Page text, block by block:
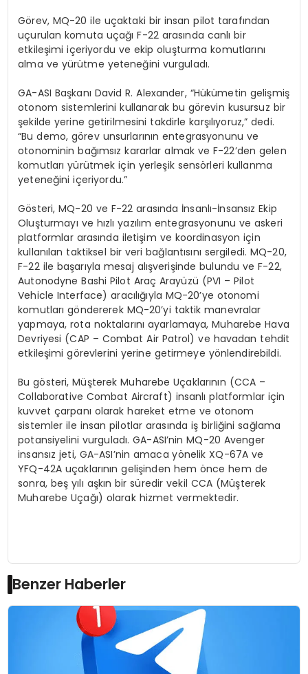
Görev, MQ-20 ile uçaktaki bir insan pilot tarafından
uçurulan komuta uçağı F-22 arasında canlı bir
etkileşimi içeriyordu ve ekip oluşturma komutlarını
alma ve yürütme yeteneğini vurguladı.
GA-ASI Başkanı David R. Alexander, “Hükümetin gelişmiş
otonom sistemlerini kullanarak bu görevin kusursuz bir
şekilde yerine getirilmesini takdirle karşılıyoruz,” dedi.
“Bu demo, görev unsurlarının entegrasyonunu ve
otonominin bağımsız kararlar almak ve F-22’den gelen
komutları yürütmek için yerleşik sensörleri kullanma
yeteneğini içeriyordu.”
Gösteri, MQ-20 ve F-22 arasında İnsanlı-İnsansız Ekip
Oluşturmayı ve hızlı yazılım entegrasyonunu ve askeri
platformlar arasında iletişim ve koordinasyon için
kullanılan taktiksel bir veri bağlantısını sergiledi. MQ-20,
F-22 ile başarıyla mesaj alışverişinde bulundu ve F-22,
Autonodyne Bashi Pilot Araç Arayüzü (PVI – Pilot
Vehicle Interface) aracılığıyla MQ-20’ye otonomi
komutları göndererek MQ-20’yi taktik manevralar
yapmaya, rota noktalarını ayarlamaya, Muharebe Hava
Devriyesi (CAP – Combat Air Patrol) ve havadan tehdit
etkileşimi görevlerini yerine getirmeye yönlendirebildi.
Bu gösteri, Müşterek Muharebe Uçaklarının (CCA –
Collaborative Combat Aircraft) insanlı platformlar için
kuvvet çarpanı olarak hareket etme ve otonom
sistemler ile insan pilotlar arasında iş birliğini sağlama
potansiyelini vurguladı. GA-ASI’nin MQ-20 Avenger
insansız jeti, GA-ASI’nin amaca yönelik XQ-67A ve
YFQ-42A uçaklarının gelişinden hem önce hem de
sonra, beş yılı aşkın bir süredir vekil CCA (Müşterek
Muharebe Uçağı) olarak hizmet vermektedir.
Benzer Haberler